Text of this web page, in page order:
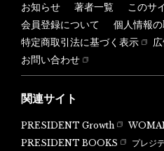
お知らせ 著者一覧
このサ
会員登録について
個人情報
特定商取引法に基づく表示
お問い合わせ
関連サイト
PRESIDENT Growth
PRESIDENT BOOKS
プレジ